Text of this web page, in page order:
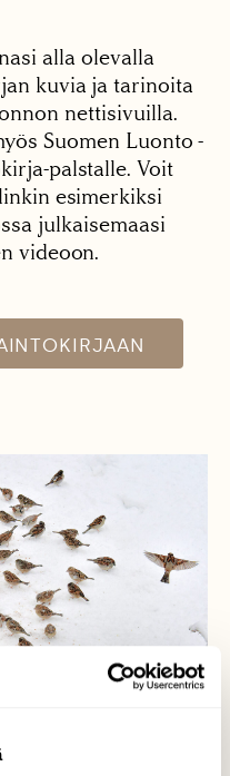
alla olevalla
kuvia ja tarinoita
nettisivuilla.
Suomen Luonto -
palstalle. Voit
esimerkiksi
julkaisemaasi
videoon.